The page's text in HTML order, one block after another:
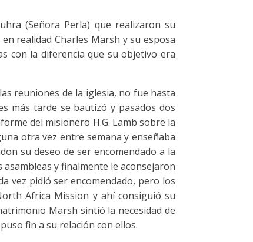
(Señora Perla) que realizaron su
realidad Charles Marsh y su esposa
con la diferencia que su objetivo era
reuniones de la iglesia, no fue hasta
más tarde se bautizó y pasados dos
del misionero H.G. Lamb sobre la
otra vez entre semana y enseñaba
su deseo de ser encomendado a la
y finalmente le aconsejaron
vez pidió ser encomendado, pero los
Africa Mission y ahí consiguió su
Marsh sintió la necesidad de
fin a su relación con ellos.